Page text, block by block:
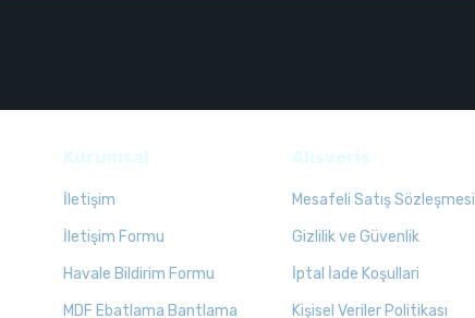
İletişim
İletişim Formu
Havale Bildirim Formu
MDF Ebatlama Bantlama
Mesafeli Satış Sözleşmesi
Gizlilik ve Güvenlik
İptal İade Koşullari
Kişisel Veriler Politikası